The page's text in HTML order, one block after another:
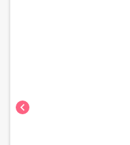
chevron_left